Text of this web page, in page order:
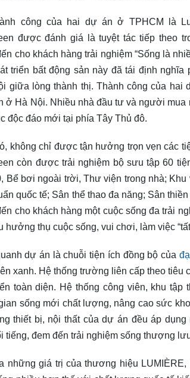
công của hai dự án ở TPHCM là
được đánh giá là tuyệt tác tiếp theo
cho khách hàng trải nghiệm “Sống là
triển bất động sản này đã tái định
giữa lòng thành thị. Thành công của hai
ở Hà Nội. Nhiều nhà đầu tư và người
độc đáo mới tại phía Tây Thủ đô.
không chỉ được tận hưởng trọn vẹn các
còn được trải nghiệm bộ sưu tập 60
Bể bơi ngoài trời, Thư viện trong nhà;
quốc tế; Sân thể thao đa năng; Sân
cho khách hàng một cuộc sống đa trải
hưởng thụ cuộc sống, vui chơi, làm việc
dự án là chuỗi tiện ích đồng bộ của
xanh. Hệ thống trường liên cấp theo tiêu
toàn diện. Hệ thống công viên, khu
sống mới chất lượng, nâng cao sức
thiết bị, nội thất của dự án đều áp
tiếng, đem đến trải nghiệm sống thượng
những giá trị của thương hiệu